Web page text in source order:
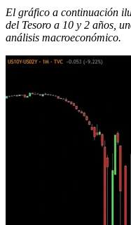
El gráfico a continuación
del Tesoro a 10 y 2 años,
análisis macroeconómico.